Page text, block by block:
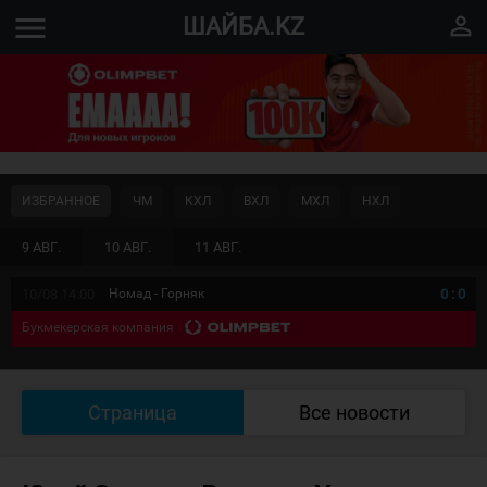
menu ШАЙБА.KZ perm_identity
9 АВГ. 10 АВГ. 11 АВГ.
ИЗБРАННОЕ ЧМ КХЛ ВХЛ МХЛ НХЛ
Номад - Горняк 0 : 0
Букмекерская компания
Страница Все новости